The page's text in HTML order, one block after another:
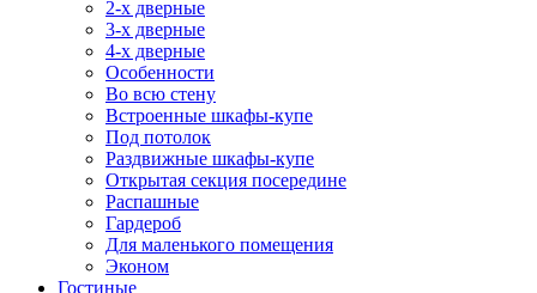
2-х дверные
3-х дверные
4-х дверные
Особенности
Во всю стену
Встроенные шкафы-купе
Под потолок
Раздвижные шкафы-купе
Открытая секция посередине
Распашные
Гардероб
Для маленького помещения
Эконом
Гостиные